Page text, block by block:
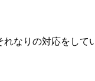
れなりの対応をし